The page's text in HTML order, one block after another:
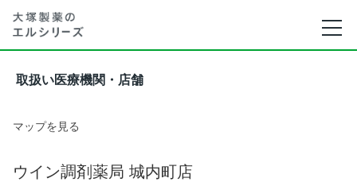
取扱い医療機関・店舗
マップを見る
ウイン調剤薬局 城内町店